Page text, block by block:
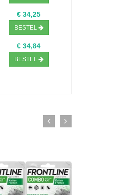
€ 34,25
BESTEL
€ 34,84
BESTEL